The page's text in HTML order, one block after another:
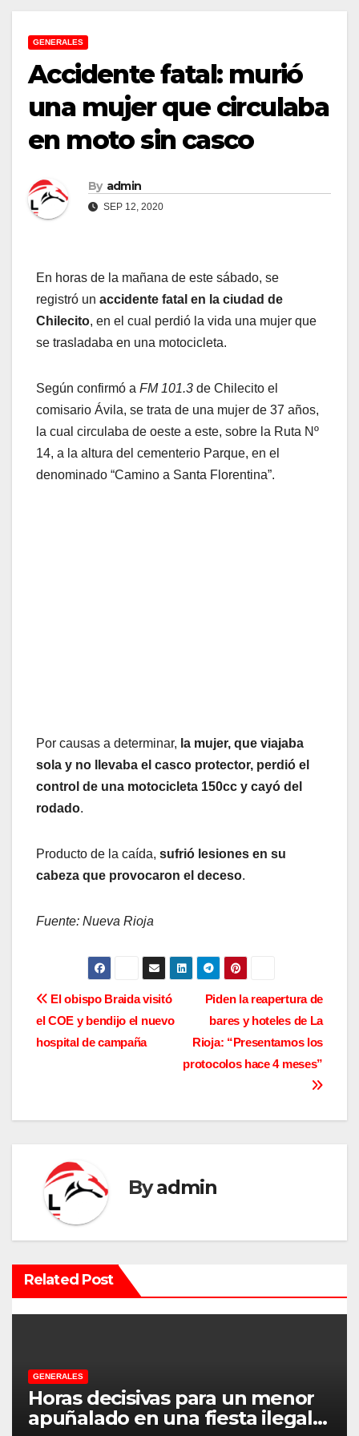
GENERALES
Accidente fatal: murió
una mujer que circulaba
en moto sin casco
By admin
SEP 12, 2020
En horas de la mañana de este sábado, se
registró un accidente fatal en la ciudad de
Chilecito, en el cual perdió la vida una mujer que
se trasladaba en una motocicleta.
Según confirmó a FM 101.3 de Chilecito el
comisario Ávila, se trata de una mujer de 37 años,
la cual circulaba de oeste a este, sobre la Ruta Nº
14, a la altura del cementerio Parque, en el
denominado “Camino a Santa Florentina”.
Por causas a determinar, la mujer, que viajaba
sola y no llevaba el casco protector, perdió el
control de una motocicleta 150cc y cayó del
rodado.
Producto de la caída, sufrió lesiones en su
cabeza que provocaron el deceso.
Fuente: Nueva Rioja
N
a
a
c
i
ó
n
e
e
Piden la reapertura de
bares y hoteles de La
Rioja: “Presentamos los
protocolos hace 4 meses”
El obispo Braida visitó
el COE y bendijo el nuevo
hospital de campaña
Byadmin
Related Post
GENERALES
Horas decisivas para un menor
apuñalado en una fiesta ilegal